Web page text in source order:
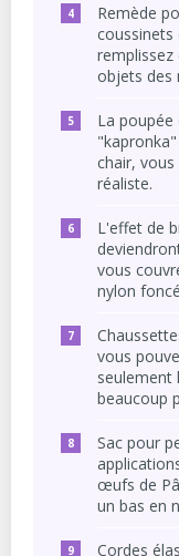
Remède
coussinets
remplissez
objets des
La poupée
chair,
réaliste.
L'effet de
vous
nylon
vous
seulement
beaucoup
Sac pour
œufs de
un bas en
Cordes